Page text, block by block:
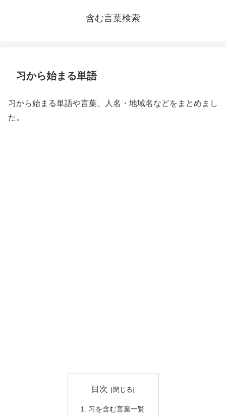
含む言葉検索
习から始まる単語
习から始まる単語や言葉、人名・地域名などをまとめまし
た。
目次
习を含む言葉一覧